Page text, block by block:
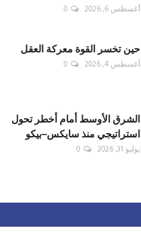
أغسطس 6, 2026 0
حين تخسر القوة معركة العقل
أغسطس 4, 2026 0
الشرق الأوسط أمام أخطر تحول
استراتيجي منذ سايكس–بيكو
يوليو 31, 2026 0